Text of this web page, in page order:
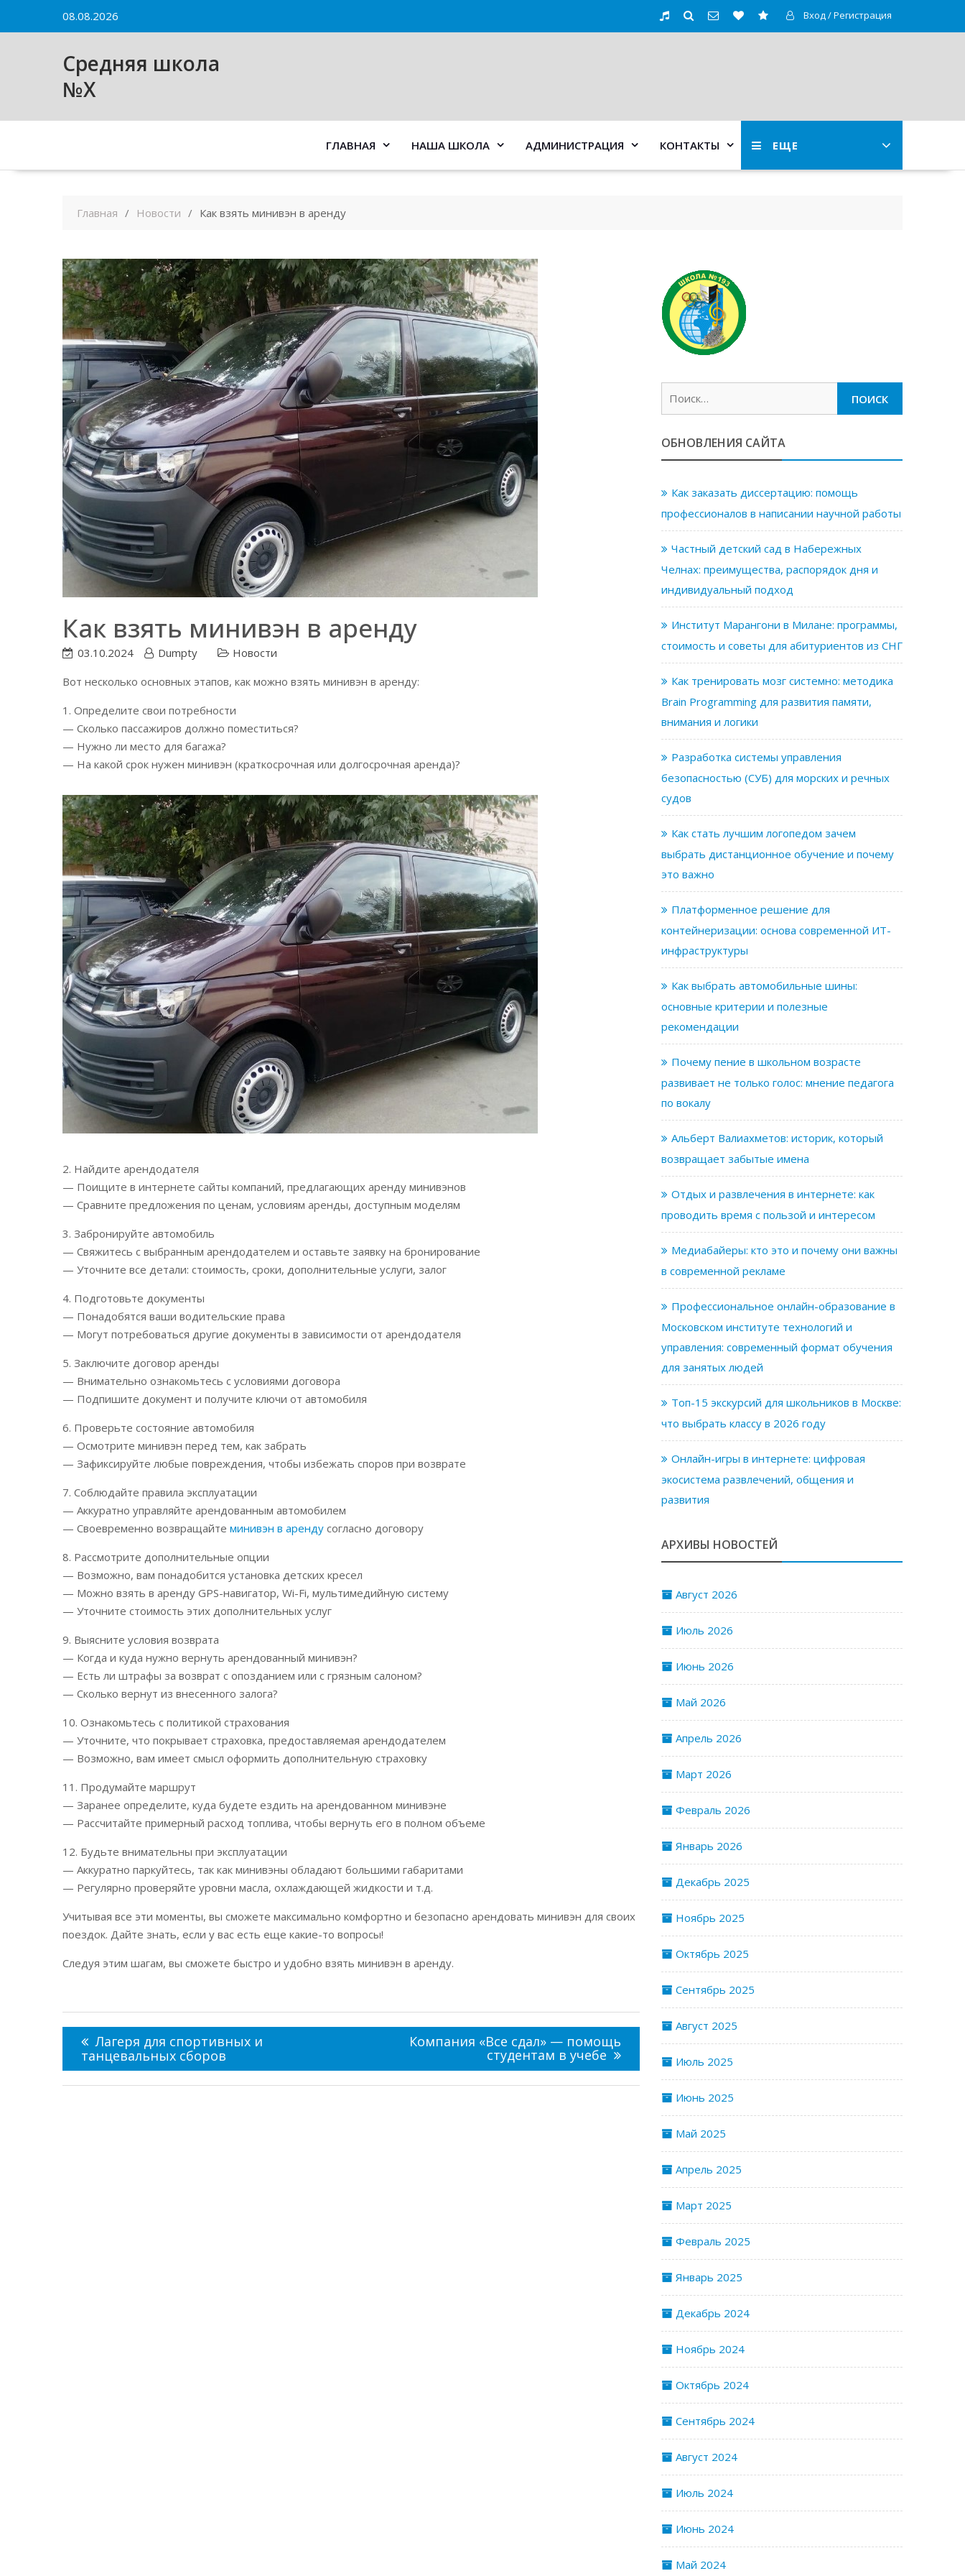
08.08.2026 Вход / Регистрация
Средняя школа
№X
ЕЩЕ
ГЛАВНАЯ НАША ШКОЛА АДМИНИСТРАЦИЯ КОНТАКТЫ
Главная Новости Как взять минивэн в аренду
Как взять минивэн в аренду
03.10.2024 Dumpty
Новости
Вот несколько основных этапов, как можно взять минивэн в аренду:
1. Определите свои потребности
— Сколько пассажиров должно поместиться?
— Нужно ли место для багажа?
— На какой срок нужен минивэн (краткосрочная или долгосрочная аренда)?
2. Найдите арендодателя
— Поищите в интернете сайты компаний, предлагающих аренду минивэнов
— Сравните предложения по ценам, условиям аренды, доступным моделям
3. Забронируйте автомобиль
— Свяжитесь с выбранным арендодателем и оставьте заявку на бронирование
— Уточните все детали: стоимость, сроки, дополнительные услуги, залог
4. Подготовьте документы
— Понадобятся ваши водительские права
— Могут потребоваться другие документы в зависимости от арендодателя
5. Заключите договор аренды
— Внимательно ознакомьтесь с условиями договора
— Подпишите документ и получите ключи от автомобиля
6. Проверьте состояние автомобиля
— Осмотрите минивэн перед тем, как забрать
— Зафиксируйте любые повреждения, чтобы избежать споров при возврате
7. Соблюдайте правила эксплуатации
— Аккуратно управляйте арендованным автомобилем
— Своевременно возвращайте минивэн в аренду согласно договору
8. Рассмотрите дополнительные опции
— Возможно, вам понадобится установка детских кресел
— Можно взять в аренду GPS-навигатор, Wi-Fi, мультимедийную систему
— Уточните стоимость этих дополнительных услуг
9. Выясните условия возврата
— Когда и куда нужно вернуть арендованный минивэн?
— Есть ли штрафы за возврат с опозданием или с грязным салоном?
— Сколько вернут из внесенного залога?
10. Ознакомьтесь с политикой страхования
— Уточните, что покрывает страховка, предоставляемая арендодателем
— Возможно, вам имеет смысл оформить дополнительную страховку
11. Продумайте маршрут
— Заранее определите, куда будете ездить на арендованном минивэне
— Рассчитайте примерный расход топлива, чтобы вернуть его в полном объеме
12. Будьте внимательны при эксплуатации
— Аккуратно паркуйтесь, так как минивэны обладают большими габаритами
— Регулярно проверяйте уровни масла, охлаждающей жидкости и т.д.
Учитывая все эти моменты, вы сможете максимально комфортно и безопасно арендовать минивэн для своих
поездок. Дайте знать, если у вас есть еще какие-то вопросы!
Следуя этим шагам, вы сможете быстро и удобно взять минивэн в аренду.
Навигация
по
записям
Лагеря для спортивных и
танцевальных сборов
Компания «Все сдал» — помощь
студентам в учебе
ОБНОВЛЕНИЯ САЙТА
Как заказать диссертацию: помощь
профессионалов в написании научной работы
Частный детский сад в Набережных
Челнах: преимущества, распорядок дня и
индивидуальный подход
Институт Марангони в Милане: программы,
стоимость и советы для абитуриентов из СНГ
Как тренировать мозг системно: методика
Brain Programming для развития памяти,
внимания и логики
Разработка системы управления
безопасностью (СУБ) для морских и речных
судов
Как стать лучшим логопедом зачем
выбрать дистанционное обучение и почему
это важно
Платформенное решение для
контейнеризации: основа современной ИТ-
инфраструктуры
Как выбрать автомобильные шины:
основные критерии и полезные
рекомендации
Почему пение в школьном возрасте
развивает не только голос: мнение педагога
по вокалу
Альберт Валиахметов: историк, который
возвращает забытые имена
Отдых и развлечения в интернете: как
проводить время с пользой и интересом
Медиабайеры: кто это и почему они важны
в современной рекламе
Профессиональное онлайн-образование в
Московском институте технологий и
управления: современный формат обучения
для занятых людей
Топ-15 экскурсий для школьников в Москве:
что выбрать классу в 2026 году
Онлайн-игры в интернете: цифровая
экосистема развлечений, общения и
развития
АРХИВЫ НОВОСТЕЙ
Август 2026
Июль 2026
Июнь 2026
Май 2026
Апрель 2026
Март 2026
Февраль 2026
Январь 2026
Декабрь 2025
Ноябрь 2025
Октябрь 2025
Сентябрь 2025
Август 2025
Июль 2025
Июнь 2025
Май 2025
Апрель 2025
Март 2025
Февраль 2025
Январь 2025
Декабрь 2024
Ноябрь 2024
Октябрь 2024
Сентябрь 2024
Август 2024
Июль 2024
Июнь 2024
Май 2024